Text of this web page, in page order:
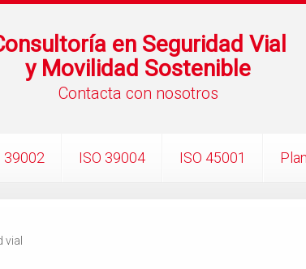
en Seguridad Vial
y Movilidad Sostenible
Contacta con nosotros
39002 ISO 39004 ISO 45001
vial